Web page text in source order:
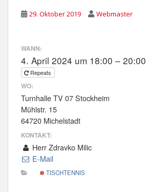
29. Oktober 2019 Webmaster
WANN:
4. April 2024 um 18:00 – 20:00
Repeats
WO:
Turnhalle TV 07 Stockheim
Mühlstr. 15
64720 Michelstadt
KONTAKT:
Herr Zdravko Milic
E-Mail
TISCHTENNIS